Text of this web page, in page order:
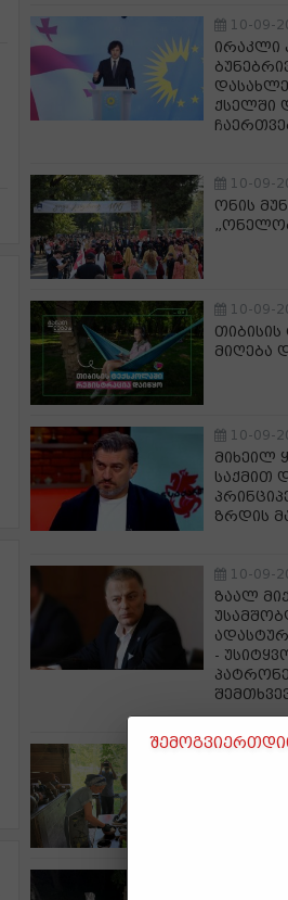
10-09-
ირაკლი
ქსელში
10-09-
ონის
10-09-
მიღება
10-09-
მიხეილ
საქმით
ზრდის
10-09-
ზაალ
-
10-09-